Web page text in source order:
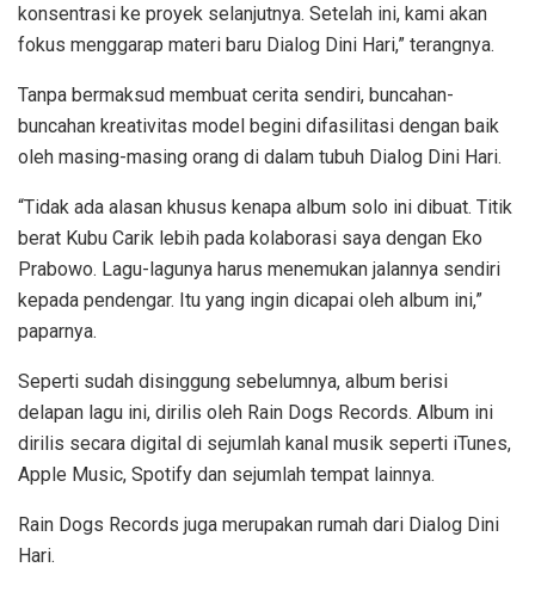
konsentrasi ke proyek selanjutnya. Setelah ini, kami akan
fokus menggarap materi baru Dialog Dini Hari,” terangnya.
Tanpa bermaksud membuat cerita sendiri, buncahan-
buncahan kreativitas model begini difasilitasi dengan baik
oleh masing-masing orang di dalam tubuh Dialog Dini Hari.
“Tidak ada alasan khusus kenapa album solo ini dibuat. Titik
berat Kubu Carik lebih pada kolaborasi saya dengan Eko
Prabowo. Lagu-lagunya harus menemukan jalannya sendiri
kepada pendengar. Itu yang ingin dicapai oleh album ini,”
paparnya.
Seperti sudah disinggung sebelumnya, album berisi
delapan lagu ini, dirilis oleh Rain Dogs Records. Album ini
dirilis secara digital di sejumlah kanal musik seperti iTunes,
Apple Music, Spotify dan sejumlah tempat lainnya.
Rain Dogs Records juga merupakan rumah dari Dialog Dini
Hari.